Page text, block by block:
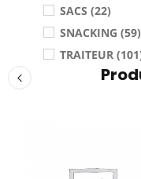
SACS (22)
SNACKING (59)
TRAITEUR